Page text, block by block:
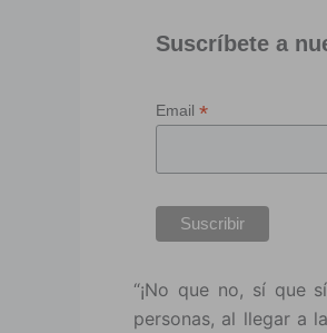
Suscríbete a
Email *
“¡No que no, sí que
personas, al llegar a